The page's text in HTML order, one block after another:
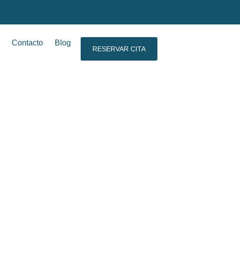
Contacto Blog
RESERVAR CITA